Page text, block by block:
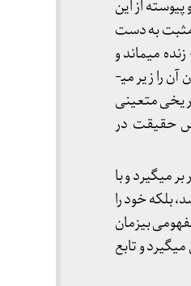
از این
مثبت به دست
می­ماند و
«اشکال حقیقت یا باطل» می­میرند و اگر «اشکال» را هم بخواهیم ناشیانه حفظ کنیم، قافلۀ شتابان زمان آن را زیر می­
در لحظۀ تاریخی متعینی
حقیقت در
می­گیرد و با
بلکه خود را
بی­زمان
و تابع